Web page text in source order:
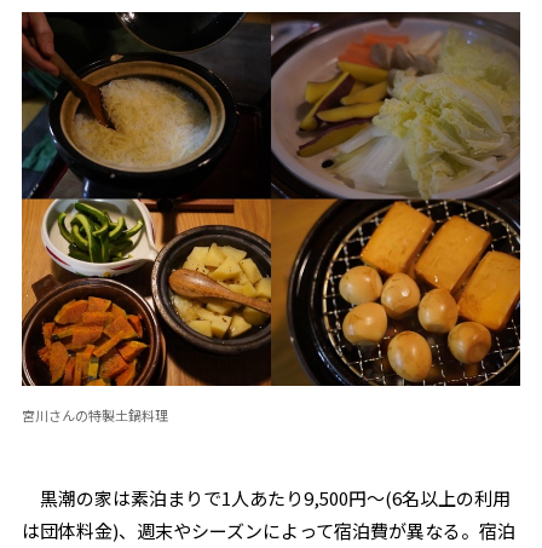
宮川さんの特製土鍋料理
黒潮の家は素泊まりで1人あたり9,500円～(6名以上の利用
は団体料金)、週末やシーズンによって宿泊費が異なる。宿泊